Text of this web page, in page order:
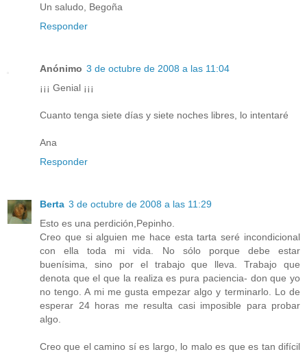
Un saludo, Begoña
Responder
Anónimo 3 de octubre de 2008 a las 11:04
¡¡¡ Genial ¡¡¡
Cuanto tenga siete días y siete noches libres, lo intentaré
Ana
Responder
Berta 3 de octubre de 2008 a las 11:29
Esto es una perdición,Pepinho.
Creo que si alguien me hace esta tarta seré incondicional
con ella toda mi vida. No sólo porque debe estar
buenísima, sino por el trabajo que lleva. Trabajo que
denota que el que la realiza es pura paciencia- don que yo
no tengo. A mi me gusta empezar algo y terminarlo. Lo de
esperar 24 horas me resulta casi imposible para probar
algo.
Creo que el camino sí es largo, lo malo es que es tan difícil